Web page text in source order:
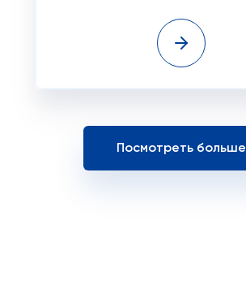
Посмотреть больше